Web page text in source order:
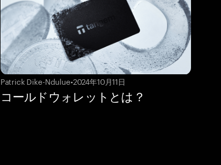
Patrick Dike-Ndulue•2024年10月11日
コールドウォレットとは？